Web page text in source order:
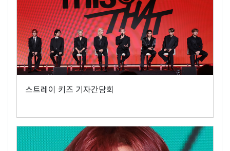
스트레이 키즈 기자간담회